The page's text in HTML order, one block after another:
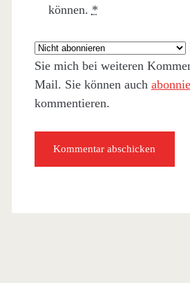
können. *
Sie mich bei weiteren
Mail. Sie können auch
kommentieren.